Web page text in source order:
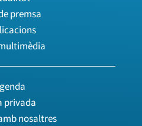
premsa
privada
nosaltres